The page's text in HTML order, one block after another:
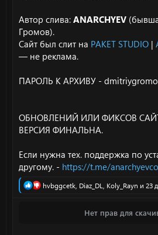
Автор слива: ANARCHYEV
Громов).
Сайт был слит на PAKET STUDIO |
— не реклама.
ПАРОЛЬ К АРХИВУ -
ОБНОВЛЕНИЙ ИЛИ ФИКСОВ
ВЕРСИЯ ФИНАЛЬНА.
Если нужна тех. поддержка по
другому. - https://t.me/
Р
hvbggcetk, Diaz_DL, Koly_Rayn и 23
Нет прав для